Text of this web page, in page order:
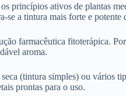
princípios ativos de plantas
a tintura mais forte e potente
farmacêutica fitoterápica.
aroma.
(tintura simples) ou vários
prontas para o uso.